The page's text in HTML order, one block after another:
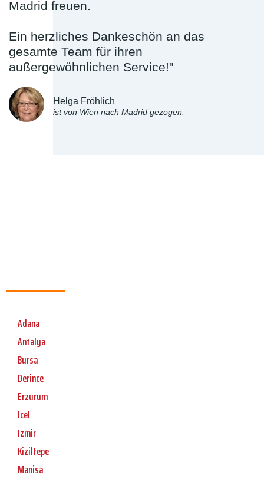
Madrid freuen.
Ein herzliches Dankeschön an das
gesamte Team für ihren
außergewöhnlichen Service!"
Helga Fröhlich
ist von Wien nach Madrid gezogen.
Adana
Antalya
Bursa
Derince
Erzurum
Icel
Izmir
Kiziltepe
Manisa